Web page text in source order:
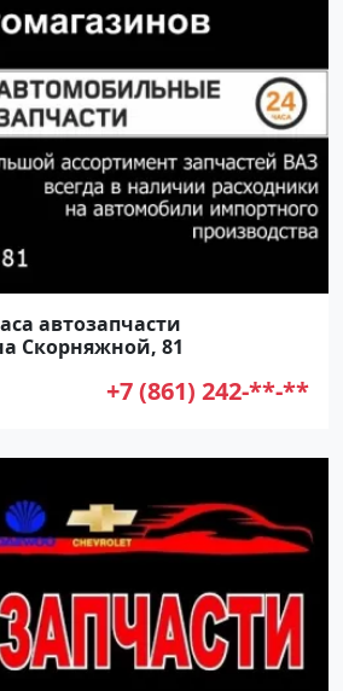
автозапчасти
Скорняжной, 81
+7 (861) 242-**-**